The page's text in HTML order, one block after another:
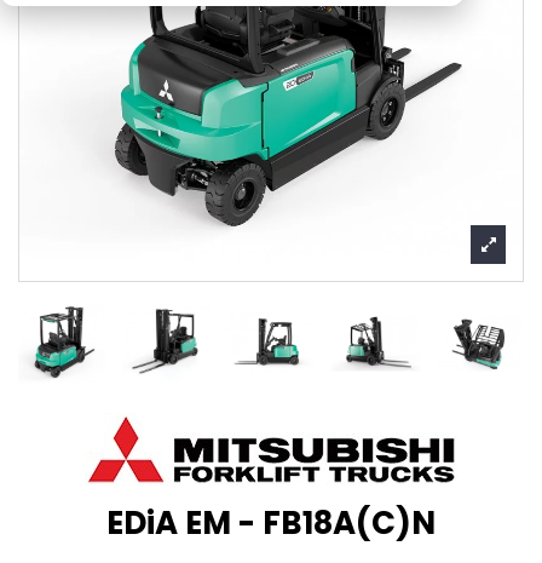
EDiA EM - FB18A(C)N